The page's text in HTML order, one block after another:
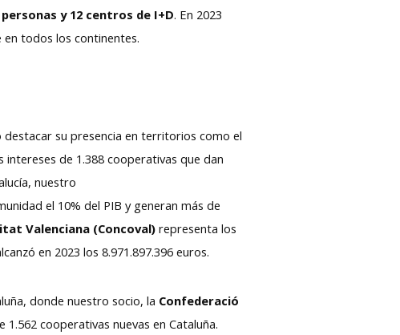
personas y 12 centros de I+D. En 2023
en todos los continentes.
su presencia en territorios como el
intereses de 1.388 cooperativas que dan
nuestro
el 10% del PIB y generan más de
Valenciana (Concoval)representa los
en 2023 los 8.971.897.396 euros.
donde nuestro socio, la Confederació
cooperativas nuevas en Cataluña.